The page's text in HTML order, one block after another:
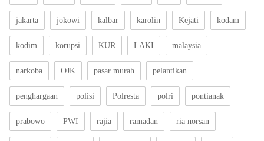
jakarta jokowi kalbar karolin Kejati kodam
kodim korupsi KUR LAKI malaysia
narkoba OJK pasar murah pelantikan
penghargaan polisi Polresta polri pontianak
prabowo PWI rajia ramadan ria norsan